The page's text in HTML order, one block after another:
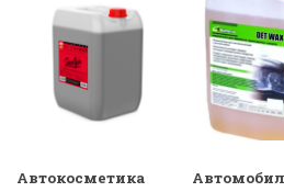
Автокосметика